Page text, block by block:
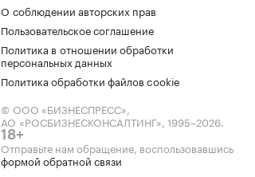
О соблюдении авторских прав
Пользовательское соглашение
Политика в отношении обработки
персональных данных
Политика обработки файлов cookie
© ООО «БИЗНЕСПРЕСС»,
АО «РОСБИЗНЕСКОНСАЛТИНГ», 1995–2026.
18+
Отправьте нам обращение, воспользовавшись
формой обратной связи